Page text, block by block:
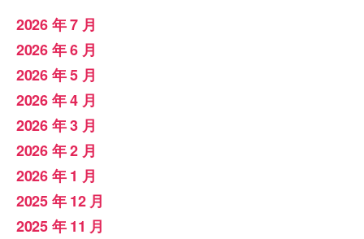
2026 年 7 月
2026 年 6 月
2026 年 5 月
2026 年 4 月
2026 年 3 月
2026 年 2 月
2026 年 1 月
2025 年 12 月
2025 年 11 月